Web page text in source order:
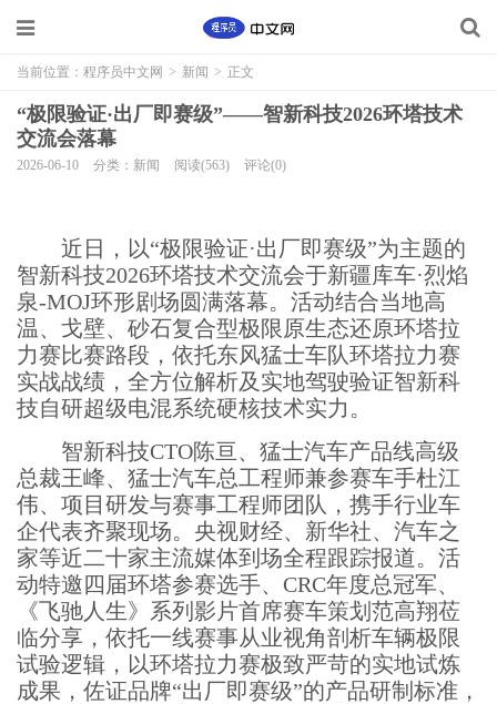
当前位置： 程序员中文网 > 新闻 > 正文
“极限验证·出厂即赛级”——智新科技2026环塔技术
交流会落幕
2026-06-10 分类：新闻 阅读(563) 评论(0)
近日，以“极限验证·出厂即赛级”为主题的
智新科技2026环塔技术交流会于新疆库车·烈焰
泉-MOJ环形剧场圆满落幕。活动结合当地高
温、戈壁、砂石复合型极限原生态还原环塔拉
力赛比赛路段，依托东风猛士车队环塔拉力赛
实战战绩，全方位解析及实地驾驶验证智新科
技自研超级电混系统硬核技术实力。
智新科技CTO陈亘、猛士汽车产品线高级
总裁王峰、猛士汽车总工程师兼参赛车手杜江
伟、项目研发与赛事工程师团队，携手行业车
企代表齐聚现场。央视财经、新华社、汽车之
家等近二十家主流媒体到场全程跟踪报道。活
动特邀四届环塔参赛选手、CRC年度总冠军、
《飞驰人生》系列影片首席赛车策划范高翔莅
临分享，依托一线赛事从业视角剖析车辆极限
试验逻辑，以环塔拉力赛极致严苛的实地试炼
成果，佐证品牌“出厂即赛级”的产品研制标准，